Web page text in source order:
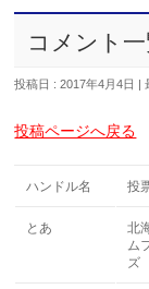
コメント
投稿日 : 2017年4月4日
投稿ページへ戻る
ハンドル名 投
とあ
北
ム
ズ